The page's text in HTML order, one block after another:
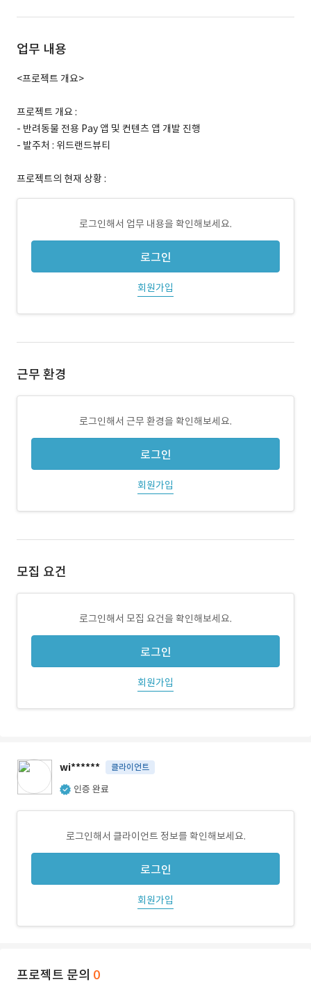
업무 내용
<프로젝트 개요>
프로젝트 개요 :
- 반려동물 전용 Pay 앱 및 컨텐츠 앱 개발 진행
- 발주처 : 위드랜드뷰티
프로젝트의 현재 상황 :
로그인해서 업무 내용을 확인해보세요.
로그인
회원가입
근무 환경
로그인해서 근무 환경을 확인해보세요.
로그인
회원가입
모집 요건
로그인해서 모집 요건을 확인해보세요.
로그인
회원가입
wi****** 클라이언트
인증 완료
로그인해서 클라이언트 정보를 확인해보세요.
로그인
회원가입
프로젝트 문의 0